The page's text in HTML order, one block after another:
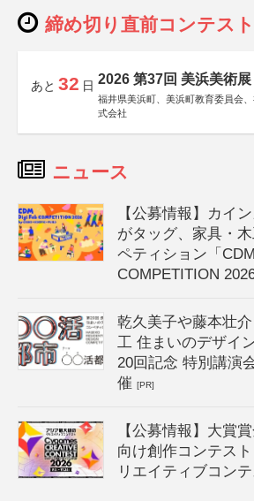
締め切り直前コンテスト
あと 32 日 2026 第37回 美浜美術展
福井県美浜町、美浜町教育委員会
式会社
ニュース
【公募情報】カイ
がタッグ、家具・
ペティション「
COMPETITION
乾久美子や藤本壮
工 住まいのデザイ
20回記念 特別講演
催[PR]
【公募情報】大賞
向け創作コンテス
リエイティブコン